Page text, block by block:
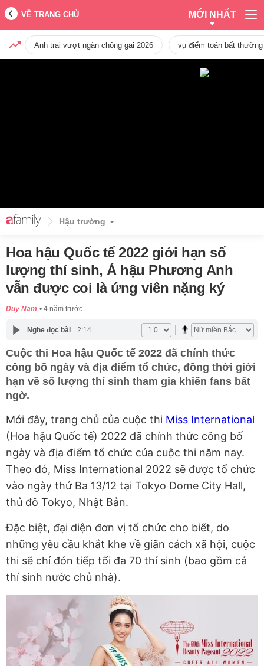
VỀ TRANG CHỦ MỚI NHẤT
Anh trai vượt ngàn chông gai 2026 vụ điểm toán bất
Hậu trường
Hoa hậu Quốc tế 2022 giới hạn số
lượng thí sinh, Á hậu Phương Anh
vẫn được coi là ứng viên nặng ký
Duy Nam 4 năm trước
Nghe đọc bài 2:14
Cuộc thi Hoa hậu Quốc tế 2022 đã chính thức
công bố ngày và địa điểm tổ chức, đồng thời giới
hạn về số lượng thí sinh tham gia khiến fans bất
ngờ.
Mới đây, trang chủ của cuộc thi Miss International
(Hoa hậu Quốc tế) 2022 đã chính thức công bố
ngày và địa điểm tổ chức của cuộc thi năm nay.
Theo đó, Miss International 2022 sẽ được tổ chức
vào ngày thứ Ba 13/12 tại Tokyo Dome City Hall,
thủ đô Tokyo, Nhật Bản.
Đặc biệt, đại diện đơn vị tổ chức cho biết, do
những yêu cầu khắt khe về giãn cách xã hội, cuộc
thi sẽ chỉ đón tiếp tối đa 70 thí sinh (bao gồm cả
thí sinh nước chủ nhà).